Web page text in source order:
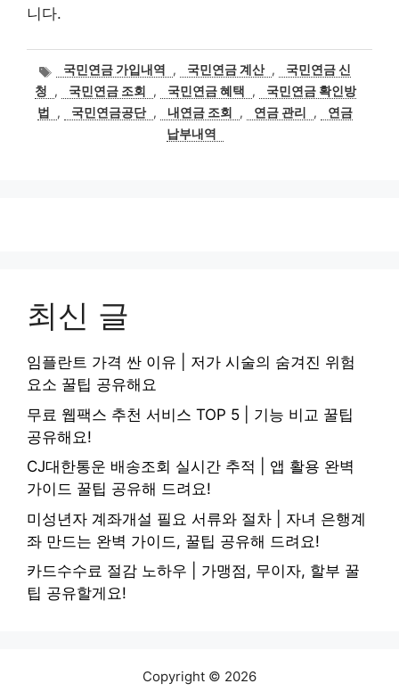
니다.
태국민연금 가입내역 , 국민연금 계산 ,
국민연금 신
청
, 국민연금 조회 , 국민연금 혜택 ,
국민연금 확인방
법
, 국민연금공단 , 내연금 조회 , 연금 관리 ,
연금
납부내역
최신 글
임플란트 가격 싼 이유 | 저가 시술의 숨겨진 위험
요소 꿀팁 공유해요
무료 웹팩스 추천 서비스 TOP 5 | 기능 비교 꿀팁
공유해요!
CJ대한통운 배송조회 실시간 추적 | 앱 활용 완벽
가이드 꿀팁 공유해 드려요!
미성년자 계좌개설 필요 서류와 절차 | 자녀 은행계
좌 만드는 완벽 가이드, 꿀팁 공유해 드려요!
카드수수료 절감 노하우 | 가맹점, 무이자, 할부 꿀
팁 공유할게요!
Copyright © 2026